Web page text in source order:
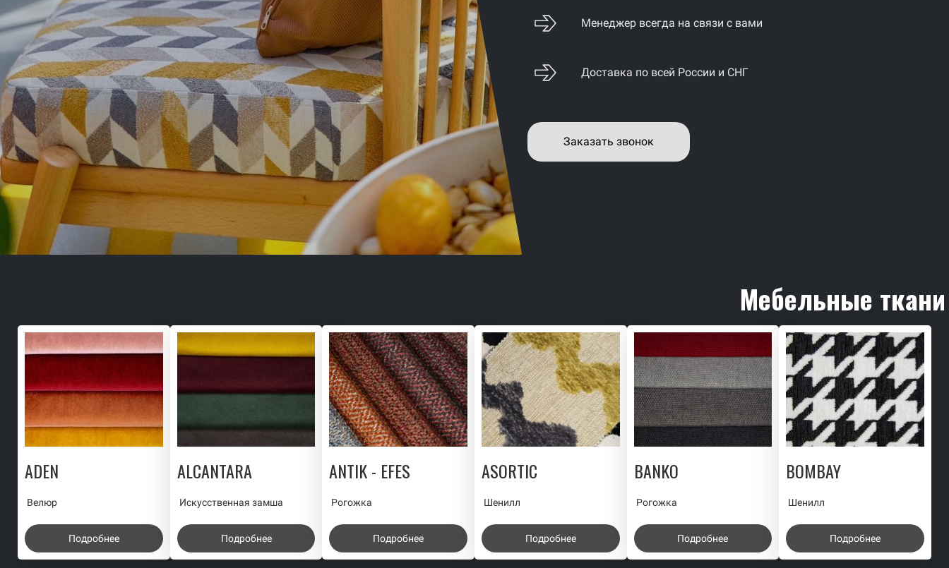
Менеджер всегда на связи с вами
Доставка по всей России и СНГ
Заказать звонок
Мебельные ткани
ADEN
Велюр
Подробнее
ALCANTARA
Искусственная замша
Подробнее
ANTIK - EFES
Рогожка
Подробнее
ASORTIC
Шенилл
Подробнее
BANKO
Рогожка
Подробнее
BOMBAY
Шенилл
Подробнее